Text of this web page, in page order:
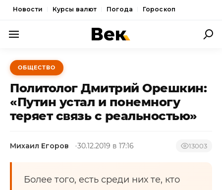
Новости Курсы валют Погода Гороскоп
ПОЛИТИКА
ЭКОНОМИКА
ОБЩЕСТВО
СПОРТ
ОБЩЕСТВО
Политолог Дмитрий Орешкин:
«Путин устал и понемногу
теряет связь с реальностью»
Михаил Егоров 30.12.2019 в 17:16 13003
Более того, есть среди них те, кто